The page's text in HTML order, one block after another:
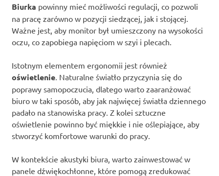
Biurka powinny mieć możliwości regulacji, co pozwoli
na pracę zarówno w pozycji siedzącej, jak i stojącej.
Ważne jest, aby monitor był umieszczony na wysokości
oczu, co zapobiega napięciom w szyi i plecach.
Istotnym elementem ergonomii jest również
oświetlenie . Naturalne światło przyczynia się do
poprawy samopoczucia, dlatego warto zaaranżować
biuro w taki sposób, aby jak najwięcej światła dziennego
padało na stanowiska pracy. Z kolei sztuczne
oświetlenie powinno być miękkie i nie oślepiające, aby
stworzyć komfortowe warunki do pracy.
W kontekście akustyki biura, warto zainwestować w
panele dźwiękochłonne, które pomogą zredukować